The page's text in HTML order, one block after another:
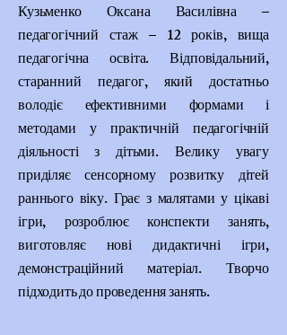
Кузьменко Оксана Василівна –
педагогічний стаж – 12 років, вища
педагогічна освіта. Відповідальний,
старанний педагог, який достатньо
володіє ефективними формами і
методами у практичній педагогічній
діяльності з дітьми. Велику увагу
приділяє сенсорному розвитку дітей
раннього віку. Грає з малятами у цікаві
ігри, розроблює конспекти занять,
виготовляє нові дидактичні ігри,
демонстраційний матеріал. Творчо
підходить до проведення занять.